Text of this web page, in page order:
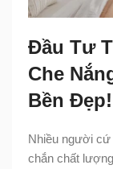
Đầu Tư
Che
Bền Đẹp!
Nhiều người cứ
chắn chất